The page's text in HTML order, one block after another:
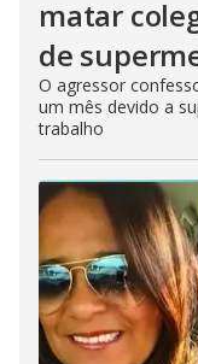
matar
de
O agressor
um mês devido a
trabalho